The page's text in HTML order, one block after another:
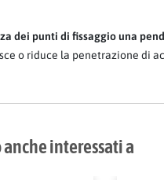
dei punti di fissaggio una
o riduce la penetrazione di
interessati a